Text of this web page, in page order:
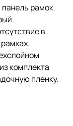
панель рамок
в
комплекта
пленку.